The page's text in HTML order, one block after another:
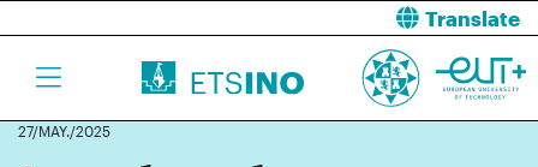
Translate
27/MAY./2025